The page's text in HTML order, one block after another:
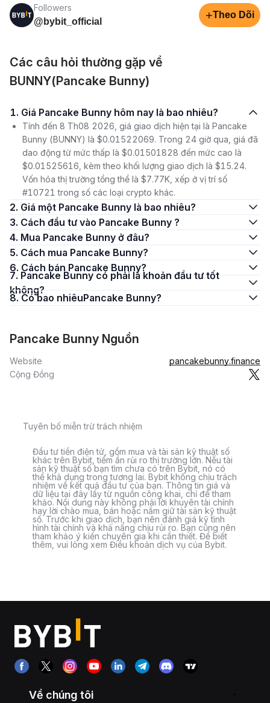
Followers
@bybit_official
+Theo Dõi
Các câu hỏi thường gặp về
BUNNY(Pancake Bunny)
1. Giá Pancake Bunny hôm nay là bao nhiêu?
Tính đến 8 Th08 2026, giá giao dịch hiện tại là Pancake
Bunny (BUNNY) là $0.01522069. Trong 24 giờ qua, giá đã
dao động từ mức thấp là $0.01501828 đến mức cao là
$0.01525616, kèm theo khối lượng giao dịch là $15.24.
Vốn hóa thị trường tổng thể là $7.77K, xếp ở vị trí số
#10721 trong số các loại crypto khác.
2. Giá một Pancake Bunny là bao nhiêu?
3. Cách đầu tư vào Pancake Bunny ?
4. Mua Pancake Bunny ở đâu?
5. Cách mua Pancake Bunny?
6. Cách bán Pancake Bunny?
7. Pancake Bunny có phải là khoản đầu tư tốt
không?
8. Có bao nhiêuPancake Bunny?
Pancake Bunny Nguồn
Website
pancakebunny.finance
Cộng Đồng
Tuyên bố miễn trừ trách nhiệm
Đầu tư tiền điện tử, gồm mua và tài sản kỹ thuật số
khác trên Bybit, tiềm ẩn rủi ro thị trường lớn. Nếu tài
sản kỹ thuật số bạn tìm chưa có trên Bybit, nó có
thể khả dụng trong tương lai. Bybit không chịu trách
nhiệm về kết quả đầu tư của bạn. Thông tin giá và
dữ liệu tại đây lấy từ nguồn công khai, chỉ để tham
khảo. Nội dung này không phải lời khuyên tài chính
hay lời chào mua, bán hoặc nắm giữ tài sản kỹ thuật
số. Trước khi giao dịch, bạn nên đánh giá kỹ tình
hình tài chính và khả năng chịu rủi ro. Bạn cũng nên
tham khảo ý kiến chuyên gia khi cần thiết. Để biết
thêm, vui lòng xem Điều khoản dịch vụ của Bybit.
Về chúng tôi